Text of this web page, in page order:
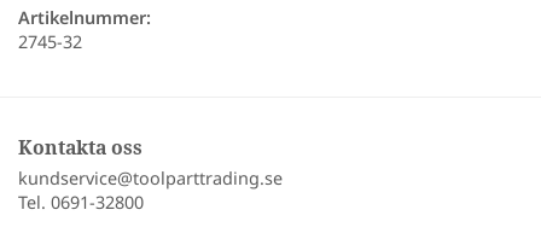
Artikelnummer:
2745-32
Kontakta oss
kundservice@toolparttrading.se
Tel. 0691-32800